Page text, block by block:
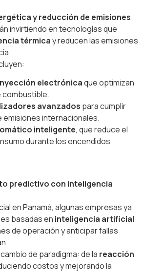
y reducción de emisiones
invirtiendo en tecnologías que
térmicay reducen las emisiones
electrónicaque optimizan
combustible.
avanzados para cumplir
emisiones internacionales.
inteligente, que reduce el
durante los encendidos
predictivo con inteligencia
en Panamá, algunas empresas ya
basadas en inteligencia artificial
de operación y anticipar fallas
de paradigma: de la reacción
costos y mejorando la